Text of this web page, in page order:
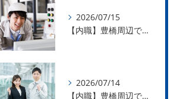
2026/07/15
【内職】豊橋周辺で内職のお仕事を探している方募集中！【急な学級閉鎖も安心】
2026/07/14
【内職】豊橋周辺で内職のお仕事を探している方募集中！【内職さまのお声②】